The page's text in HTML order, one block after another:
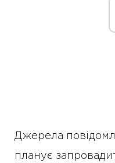
Джерела
планує